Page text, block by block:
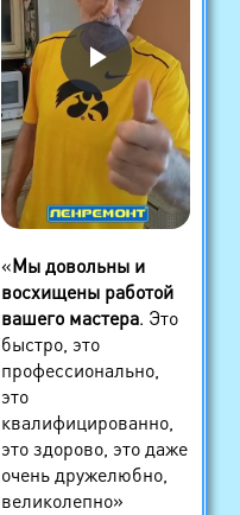
«Мы довольны и
восхищены работой
вашего мастера. Это
быстро, это
профессионально,
это
квалифицированно,
это здорово, это даже
очень дружелюбно,
великолепно»